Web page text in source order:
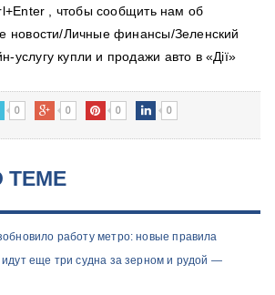
, чтобы сообщить нам об
новости/Личные финансы/Зеленский
услугу купли и продажи авто в «Дії»
0 0 0 0
ТЕМЕ
работу метро: новые правила
идут еще три судна за зерном и рудой —